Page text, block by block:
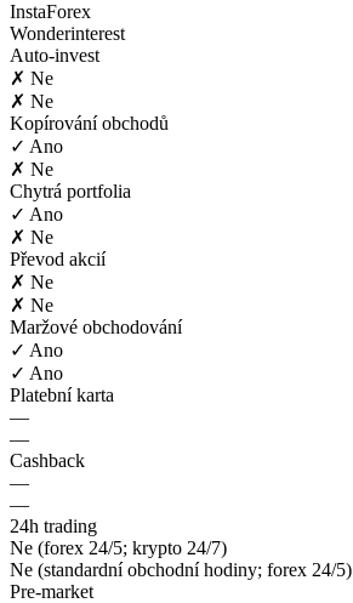
InstaForex
Wonderinterest
Auto-invest
✗ Ne
✗ Ne
Kopírování obchodů
✓ Ano
✗ Ne
Chytrá portfolia
✓ Ano
✗ Ne
Převod akcií
✗ Ne
✗ Ne
Maržové obchodování
✓ Ano
✓ Ano
Platební karta
—
—
Cashback
—
—
24h trading
Ne (forex 24/5; krypto 24/7)
Ne (standardní obchodní hodiny; forex 24/5)
Pre-market